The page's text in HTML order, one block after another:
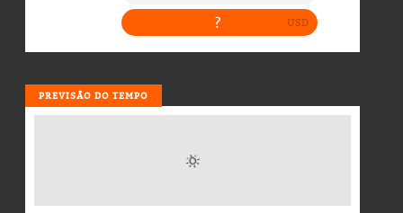
PREVISÃO DO TEMPO